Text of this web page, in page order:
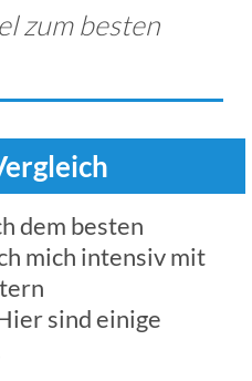
zum besten
dem besten
mich intensiv mit
sind einige